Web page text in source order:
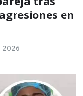
en
2026